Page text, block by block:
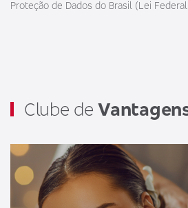
Proteção de Dados do Brasil (Lei Federal
Clube de